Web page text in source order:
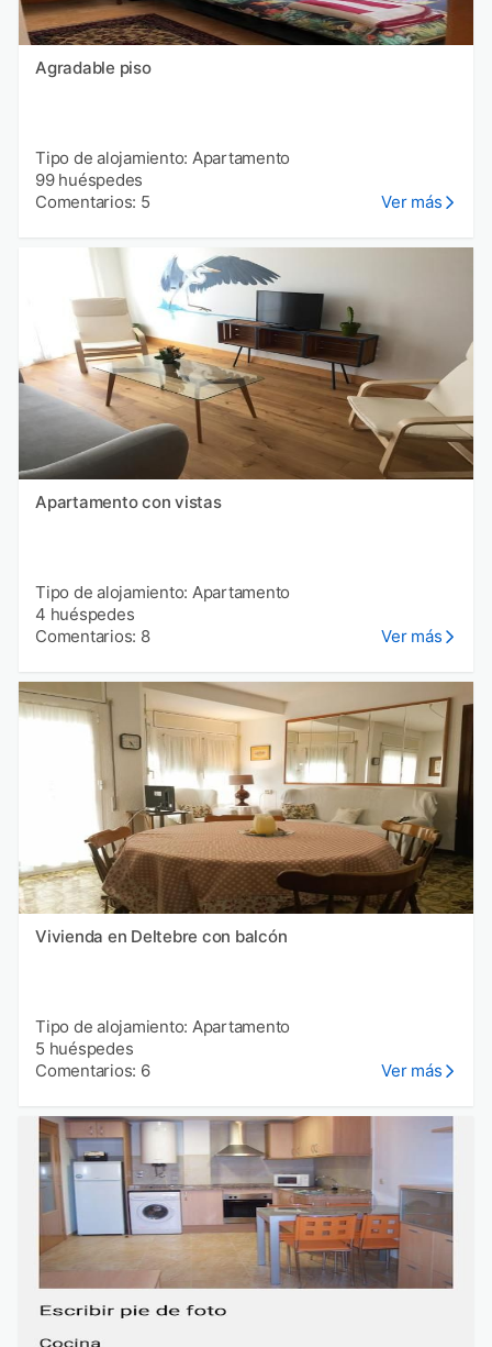
Agradable piso
Tipo de alojamiento: Apartamento
99 huéspedes
Comentarios: 5
Ver más
Apartamento con vistas
Tipo de alojamiento: Apartamento
4 huéspedes
Comentarios: 8
Ver más
Vivienda en Deltebre con balcón
Tipo de alojamiento: Apartamento
5 huéspedes
Comentarios: 6
Ver más